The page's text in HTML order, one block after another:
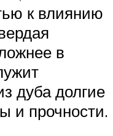
к влиянию
в
дуба долгие
и прочности.